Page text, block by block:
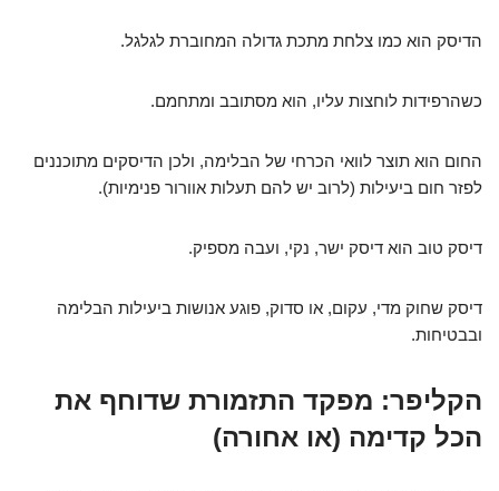
הדיסק הוא כמו צלחת מתכת גדולה המחוברת לגלגל.
כשהרפידות לוחצות עליו, הוא מסתובב ומתחמם.
החום הוא תוצר לוואי הכרחי של הבלימה, ולכן הדיסקים מתוכננים
לפזר חום ביעילות (לרוב יש להם תעלות אוורור פנימיות).
דיסק טוב הוא דיסק ישר, נקי, ועבה מספיק.
דיסק שחוק מדי, עקום, או סדוק, פוגע אנושות ביעילות הבלימה
ובבטיחות.
הקליפר: מפקד התזמורת שדוחף את
הכל קדימה (או אחורה)